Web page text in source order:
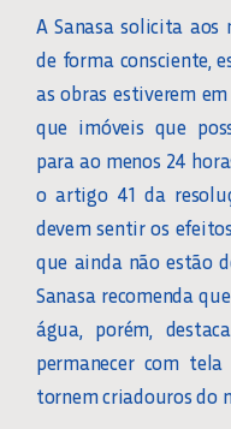
A Sanasa solicita aos
de forma consciente,
as obras estiverem
que imóveis que
para ao menos 24
o artigo 41 da
devem sentir os
que ainda não estão
Sanasa recomenda
água, porém,
permanecer com
tornem criadouros do